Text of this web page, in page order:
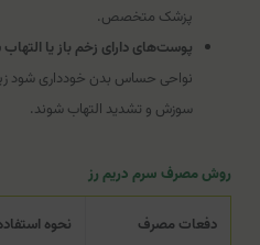
پزشک متخصص.
پوست‌های دارای زخم باز یا
نواحی حساس بدن خودداری شود
سوزش و تشدید التهاب شوند.
روش مصرف سرم دریم رز
دفعات مصرف نحوه